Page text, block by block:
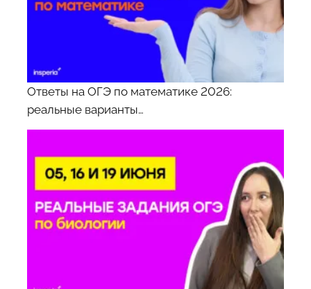
Ответы на ОГЭ по математике 2026:
реальные варианты…